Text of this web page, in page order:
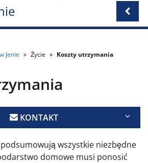
Jenie Życie Koszty utrzymania
KONTAKT
wszystkie niezbędne
domowe musi ponosić